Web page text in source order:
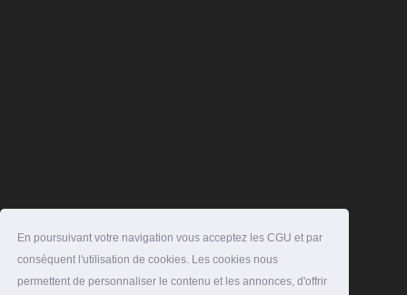
En poursuivant votre navigation vous acceptez les CGU et par
conséquent l'utilisation de cookies. Les cookies nous
permettent de personnaliser le contenu et les annonces, d'offrir